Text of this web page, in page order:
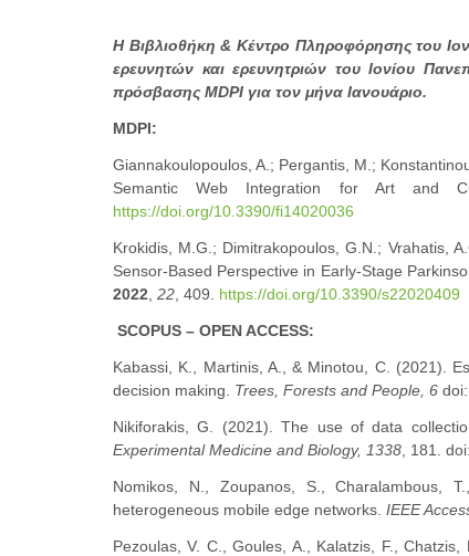
Η Βιβλιοθήκη & Κέντρο Πληροφόρησης του
ερευνητών και ερευνητριών του Ιονίου
πρόσβασης MDPI για τον μήνα Ιανουάριο.
MDPI:
Giannakoulopoulos, A.; Pergantis, M.;
Semantic Web Integration for Art and
https://doi.org/10.3390/fi14020036
Krokidis, M.G.; Dimitrakopoulos, G.N.; Vrahatis,
Sensor-Based Perspective in Early-Stage
2022 22 , 409. https://doi.org/10.3390/s22020409
SCOPUS – OPEN ACCESS:
Kabassi, K., Martinis, A., & Minotou, C. (2021).
decision making. Trees, Forests and People, 6
Nikiforakis, G. (2021). The use of data
Experimental Medicine and Biology, 1338 , 181.
Nomikos, N., Zoupanos, S., Charalambous,
heterogeneous mobile edge networks. IEEE
Pezoulas, V. C., Goules, A., Kalatzis, F.,